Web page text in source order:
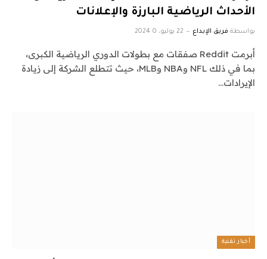
الأحداث الرياضية البارزة والإعلانات
بواسطة فريق الإبداع 22 يوليو، 2024 0
أبرمت Reddit صفقات مع بطولات الدوري الرياضية الكبرى،
بما في ذلك NFL وNBA وMLB، حيث تتطلع الشركة إلى زيادة
الإيرادات…
أخبار تقنية